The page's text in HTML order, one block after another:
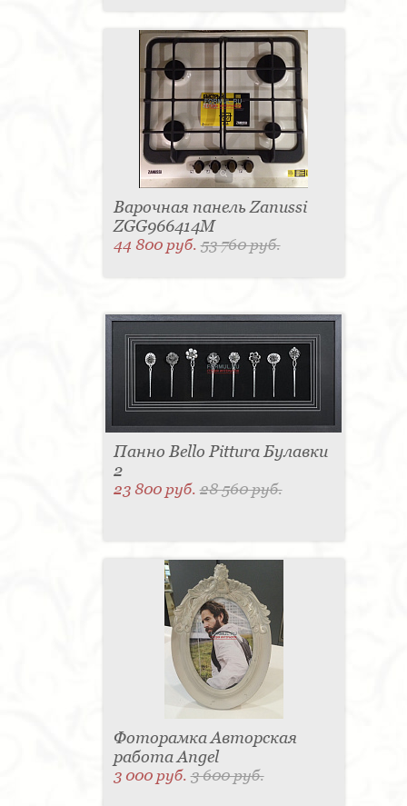
Варочная панель Zanussi
ZGG966414M
44 800 руб.53 760 руб.
Панно Bello Pittura Булавки
2
23 800 руб.28 560 руб.
Фоторамка Авторская
работа Angel
3 000 руб.3 600 руб.